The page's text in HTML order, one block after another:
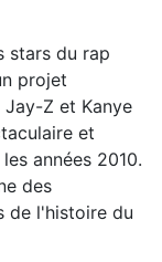
stars du rap
projet
Z et Kanye
et
années 2010.
des
de l'histoire du